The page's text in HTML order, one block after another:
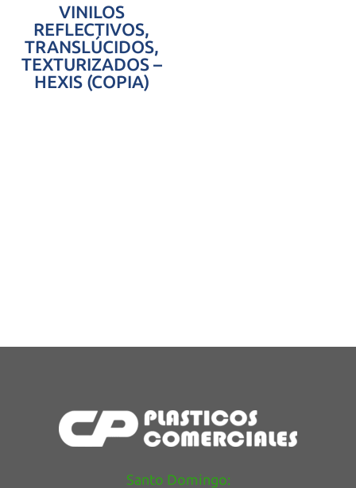
VINILOS
REFLECTIVOS,
TRANSLÚCIDOS,
TEXTURIZADOS –
HEXIS (COPIA)
Santo Domingo: